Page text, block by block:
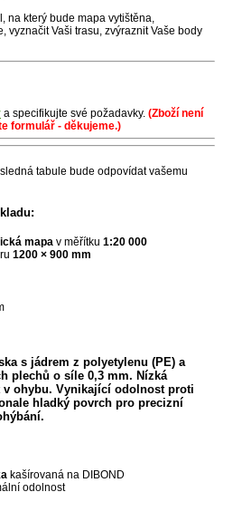
na který bude mapa vytištěna,
vyznačit Vaši trasu, zvýraznit Vaše body
a specifikujte své požadavky. (Zboží není
formulář - děkujeme.)
tabule bude odpovídat vašemu
mapa v měřítku 1:20 000
1200 × 900 mm
s jádrem z polyetylenu (PE) a
plechů o síle 0,3 mm. Nízká
v ohybu. Vynikající odolnost proti
hladký povrch pro precizní
kašírovaná na DIBOND
odolnost